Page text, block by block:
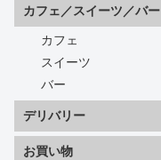
カフェ／スイーツ／バー
カフェ
スイーツ
バー
デリバリー
お買い物